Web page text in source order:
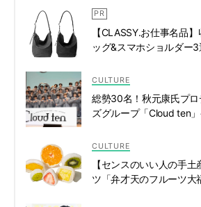
【CLASSY.お仕事名品
ッグ&スマホショルダー3
CULTURE
総勢30名！秋元康氏プ
ズグループ「Cloud ten
CULTURE
【センスのいい人の手
ツ「弁才天のフルーツ大